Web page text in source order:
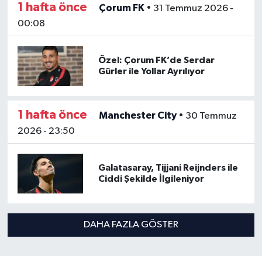
1 hafta önce Çorum FK• 31 Temmuz 2026 -
00:08
Özel: Çorum FK’de Serdar
Gürler ile Yollar Ayrılıyor
1 hafta önce Manchester City• 30 Temmuz
2026 - 23:50
Galatasaray, Tijjani Reijnders ile
Ciddi Şekilde İlgileniyor
DAHA FAZLA GÖSTER